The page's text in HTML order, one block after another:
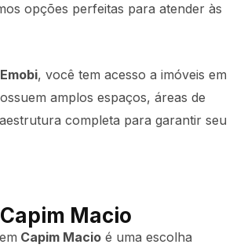
opções perfeitas para atender às
Emobi, você tem acesso a imóveis em
amplos espaços, áreas de
completa para garantir seu
Macio
Capim Macio é uma escolha